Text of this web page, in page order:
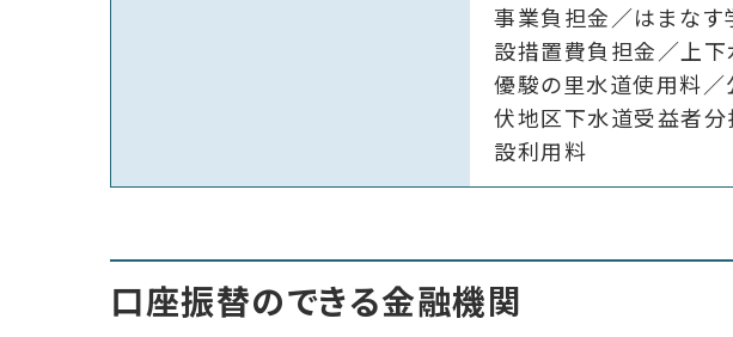
事業負担金／はまな
設措置費負担金／上
優駿の里水道使用料
伏地区下水道受益者分
設利用料
口座振替のできる金融機関